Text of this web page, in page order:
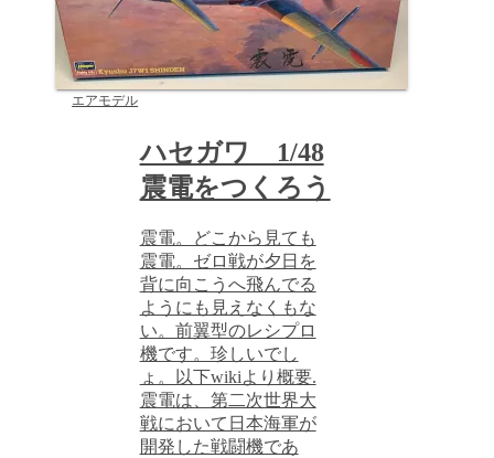
エアモデル
ハセガワ 1/48
震電をつくろう
震電。どこから見ても
震電。ゼロ戦が夕日を
背に向こうへ飛んでる
ようにも見えなくもな
い。前翼型のレシプロ
機です。珍しいでし
ょ。以下wikiより概要.
震電は、第二次世界大
戦において日本海軍が
開発した戦闘機であ